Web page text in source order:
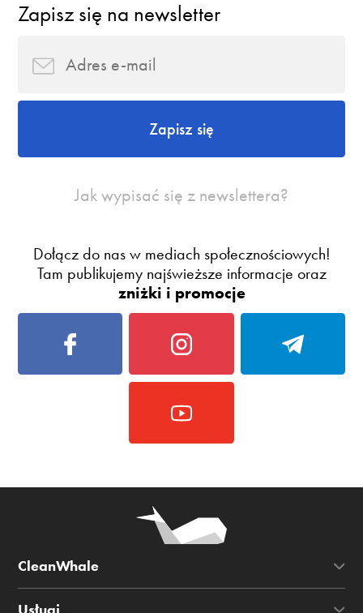
Zapisz się na newsletter
Zapisz się
Jak wypisać się z newslettera?
Dołącz do nas w mediach społecznościowych!
Tam publikujemy najświeższe informacje oraz
zniżki i promocje
CleanWhale